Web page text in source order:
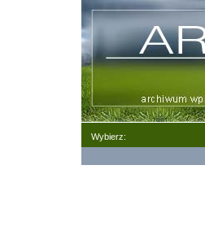
Wybierz: